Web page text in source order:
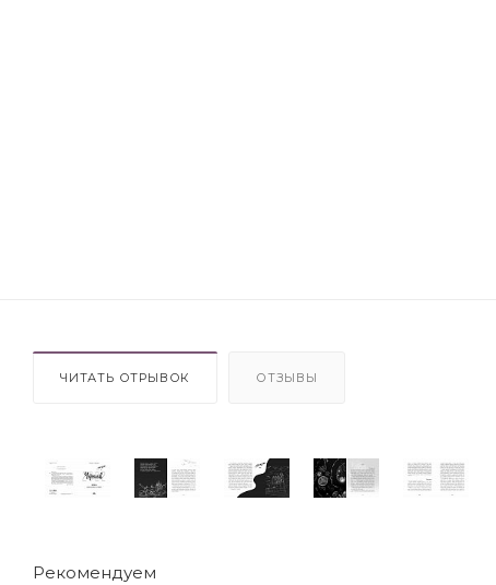
ЧИТАТЬ ОТРЫВОК ОТЗЫВЫ
Рекомендуем